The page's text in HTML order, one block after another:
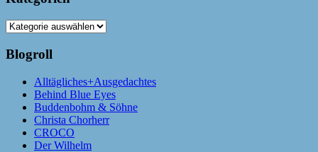
Kategorien
Blogroll
Alltägliches+Ausgedachtes
Behind Blue Eyes
Buddenbohm & Söhne
Christa Chorherr
CROCO
Der Wilhelm